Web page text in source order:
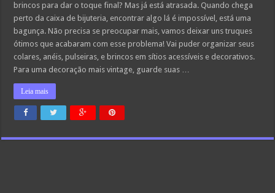
brincos para dar o toque final? Mas já está atrasada. Quando chega
perto da caixa de bijuteria, encontrar algo lá é impossível, está uma
bagunça. Não precisa se preocupar mais, vamos deixar uns truques
ótimos que acabaram com esse problema! Vai puder organizar seus
colares, anéis, pulseiras, e brincos em sítios acessíveis e decorativos.
Para uma decoração mais vintage, guarde suas …
Leia mais